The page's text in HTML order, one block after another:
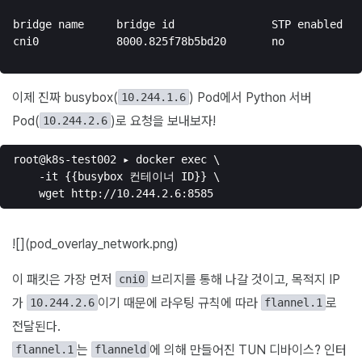
bridge name	bridge id		STP enabled	interfaces
cni0		8000.825f78b5bd20	no		veth246a4f62
이제 진짜 busybox( 10.244.1.6 ) Pod에서 Python 서버
Pod( 10.244.2.6 )로 요청을 보내보자!
root@k8s-test002 ▸ docker exec \
    -it {{busybox 컨테이너 ID}} \
    wget http://10.244.2.6:8585
![](pod_overlay_network.png)
이 패킷은 가장 먼저 cni0 브리지를 통해 나갈 것이고, 목적지 IP
가 10.244.2.6 이기 때문에 라우팅 규칙에 따라 flannel.1 로
전달된다.
flannel.1 는 flanneld 에 의해 만들어진 TUN 디바이스? 인터